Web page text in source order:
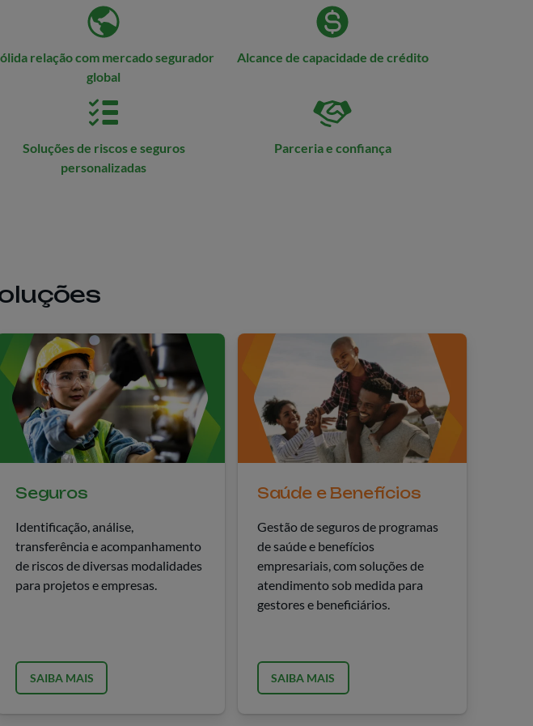
relação com mercado segurador
global
Alcance de capacidade de crédito
Soluções de riscos e seguros
personalizadas
Parceria e confiança
Seguros
Identificação, análise,
transferência e acompanhamento
de riscos de diversas modalidades
para projetos e empresas.
SAIBA MAIS
Saúde e Benefícios
Gestão de seguros de programas
de saúde e benefícios
empresariais, com soluções de
atendimento sob medida para
gestores e beneficiários.
SAIBA MAIS